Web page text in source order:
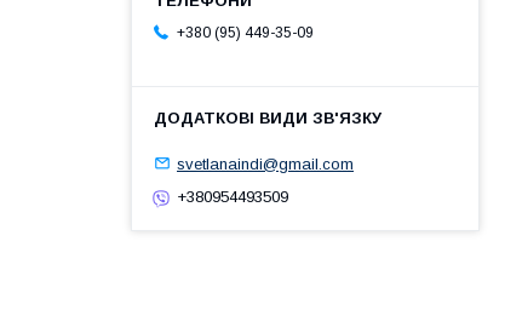
+380 (95) 449-35-09
svetlanaindi@gmail.com
+380954493509